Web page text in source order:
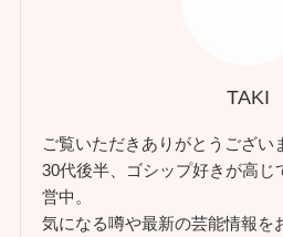
TAKI
ご覧いただきありがとうござい
30代後半、ゴシップ好きが高じ
営中。
気になる噂や最新の芸能情報を